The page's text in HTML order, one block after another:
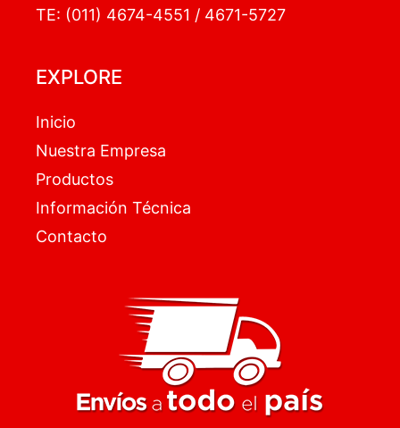
TE: (011) 4674-4551 / 4671-5727
EXPLORE
Inicio
Nuestra Empresa
Productos
Información Técnica
Contacto